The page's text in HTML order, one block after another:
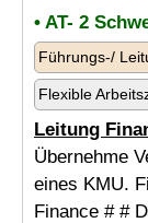
• AT- 2
Führungs-/
Flexible
Leitung
Übernehme
eines KMU.
Finance # #